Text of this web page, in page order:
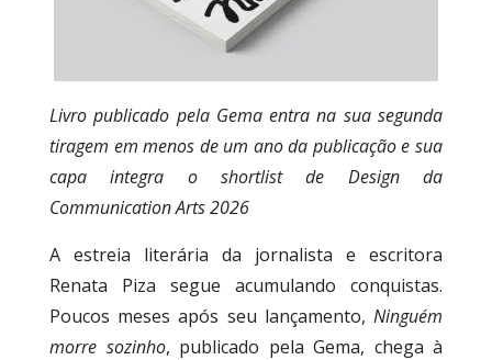
Livro publicado pela Gema entra na sua segunda
tiragem em menos de um ano da publicação e sua
capa integra o shortlist de Design da
Communication Arts 2026
A estreia literária da jornalista e escritora
Renata Piza segue acumulando conquistas.
Poucos meses após seu lançamento, Ninguém
morre sozinho, publicado pela Gema, chega à